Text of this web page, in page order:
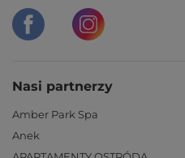
Nasi partnerzy
Amber Park Spa
Anek